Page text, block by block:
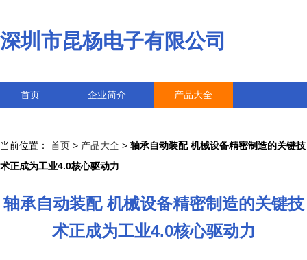
深圳市昆杨电子有限公司
首页 企业简介 产品大全
当前位置： 首页 > 产品大全 > 轴承自动装配 机械设备精密制造的关键技
术正成为工业4.0核心驱动力
轴承自动装配 机械设备精密制造的关键技
术正成为工业4.0核心驱动力